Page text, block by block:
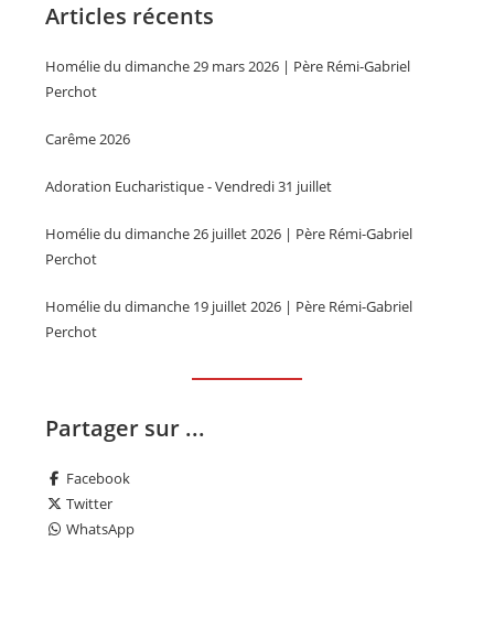
Articles récents
Homélie du dimanche 29 mars 2026 | Père Rémi-Gabriel
Perchot
Carême 2026
Adoration Eucharistique - Vendredi 31 juillet
Homélie du dimanche 26 juillet 2026 | Père Rémi-Gabriel
Perchot
Homélie du dimanche 19 juillet 2026 | Père Rémi-Gabriel
Perchot
Partager sur ...
Facebook
Twitter
WhatsApp